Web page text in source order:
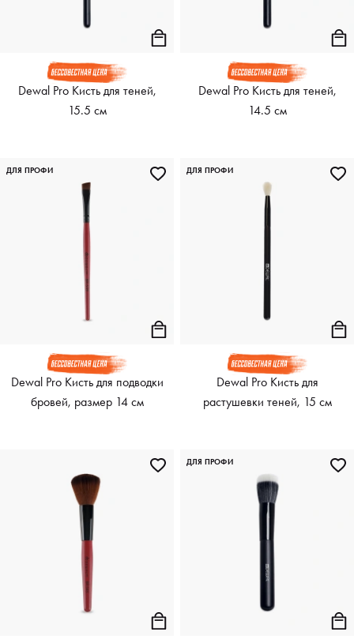
Dewal Pro Кисть для теней,
15.5 см
Dewal Pro Кисть для теней,
14.5 см
Dewal Pro Кисть для подводки
бровей, размер 14 см
ДЛЯ ПРОФИ
Dewal Pro Кисть для
растушевки теней, 15 см
ДЛЯ ПРОФИ
ДЛЯ ПРОФИ